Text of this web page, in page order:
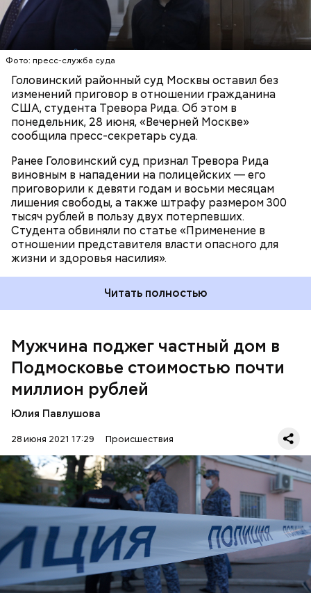
Фото: пресс-служба суда
Головинский районный суд Москвы оставил без
изменений приговор в отношении гражданина
США, студента Тревора Рида. Об этом в
понедельник, 28 июня, «Вечерней Москве»
сообщила пресс-секретарь суда.
Ранее Головинский суд признал Тревора Рида
виновным в нападении на полицейских — его
приговорили к девяти годам и восьми месяцам
лишения свободы, а также штрафу размером 300
тысяч рублей в пользу двух потерпевших.
Студента обвиняли по статье «Применение в
отношении представителя власти опасного для
жизни и здоровья насилия».
поступившего от жильцов дома на Ленинградском
шоссе. Заявители уверяли, что Рид устроил ссору с
несколькими женщинами. После этого мужчину
задержали. Уже в машине полиции он напал на
водителя и его напарника, из-за этого экипаж едва
не попал в ДТП, говорится в материалах.
Читать полностью
США
Мужчина поджег частный дом в
Подмосковье стоимостью почти
миллион рублей
Юлия Павлушова
28 июня 2021 17:29 Происшествия
По словам представителя ведомства,
домовладение стоимостью около миллиона рублей
расположено на улице Калиновой в дачном
некоммерческом товариществе. 52-летний хозяин
дома рассказал, что постройку подожгли
неизвестные.
Оперативники выяснили, что к поджогу может быть
Подозреваемый рассказал силовикам, что пытался
украсть строительные инструменты и компрессор
из соседнего дома, но его спугнул звук
подъехавшей машины. Тогда, разозлившись, он
спрятался в доме потерпевшего и поджег это
здание.
ПОЛИЦИЯ ПОЖАРЫ ЗАДЕРЖАНИЯ